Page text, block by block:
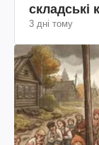
складські
поранених
3 дні тому